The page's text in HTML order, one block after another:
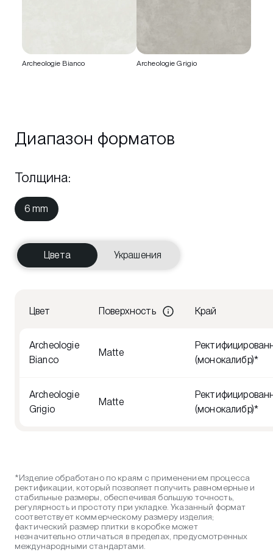
Archeologie Bianco Archeologie Grigio
Диапазон форматов
Толщина:
6 mm
Цвета Украшения
Цвет Поверхность Край
Archeologie
Bianco
Matte
(монокалибр)*
Archeologie
Grigio
Matte
(монокалибр)*
*Изделие обработано по краям с применением процесса
ректификации, который позволяет получить равномерные и
стабильные размеры, обеспечивая большую точность,
регулярность и простоту при укладке. Указанный формат
соответствует коммерческому размеру изделия;
фактический размер плитки в коробке может
незначительно отличаться в пределах, предусмотренных
международными стандартами.